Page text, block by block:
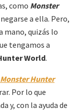
como Monster
a ella. Pero,
mano, quizás lo
tengamos a
World.
Hunter
Por lo que
y, con la ayuda de